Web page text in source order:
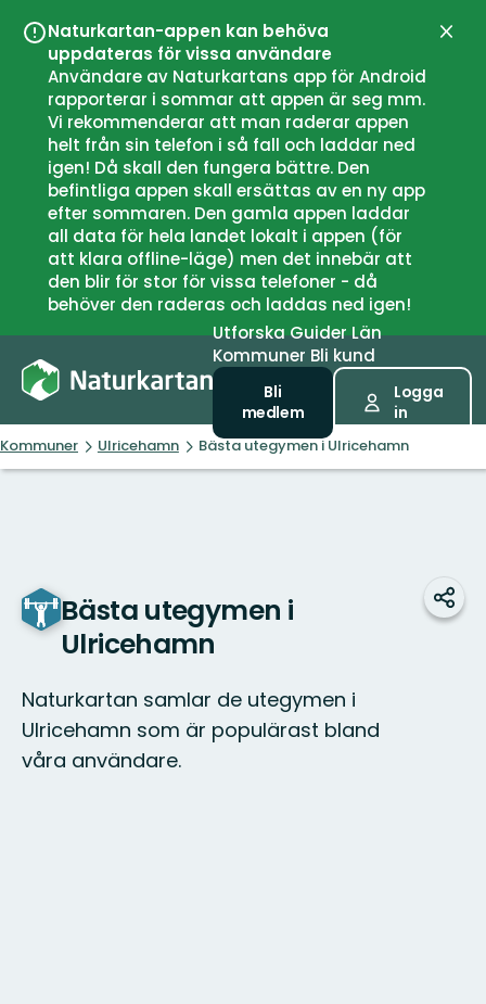
Naturkartan-appen kan behöva
uppdateras för vissa användare
Användare av Naturkartans app för Android
rapporterar i sommar att appen är seg mm.
Vi rekommenderar att man raderar appen
helt från sin telefon i så fall och laddar ned
igen! Då skall den fungera bättre. Den
befintliga appen skall ersättas av en ny app
efter sommaren. Den gamla appen laddar
all data för hela landet lokalt i appen (för
att klara offline-läge) men det innebär att
den blir för stor för vissa telefoner - då
behöver den raderas och laddas ned igen!
UtforskaGuiderLän
Kommuner Bli kund
Bli
medlem
Logga
in
Kommuner Ulricehamn Bästa utegymen i Ulricehamn
Bästa utegymen i
Ulricehamn
Naturkartan samlar de utegymen i
Ulricehamn som är populärast bland
våra användare.
Dela